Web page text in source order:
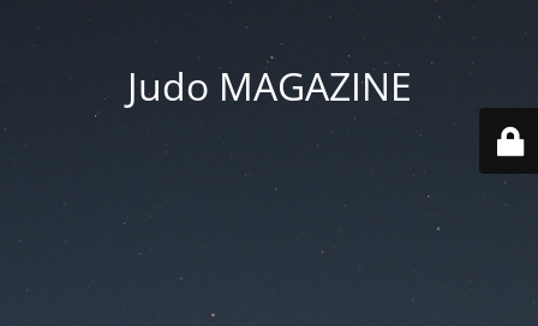
Judo MAGAZINE